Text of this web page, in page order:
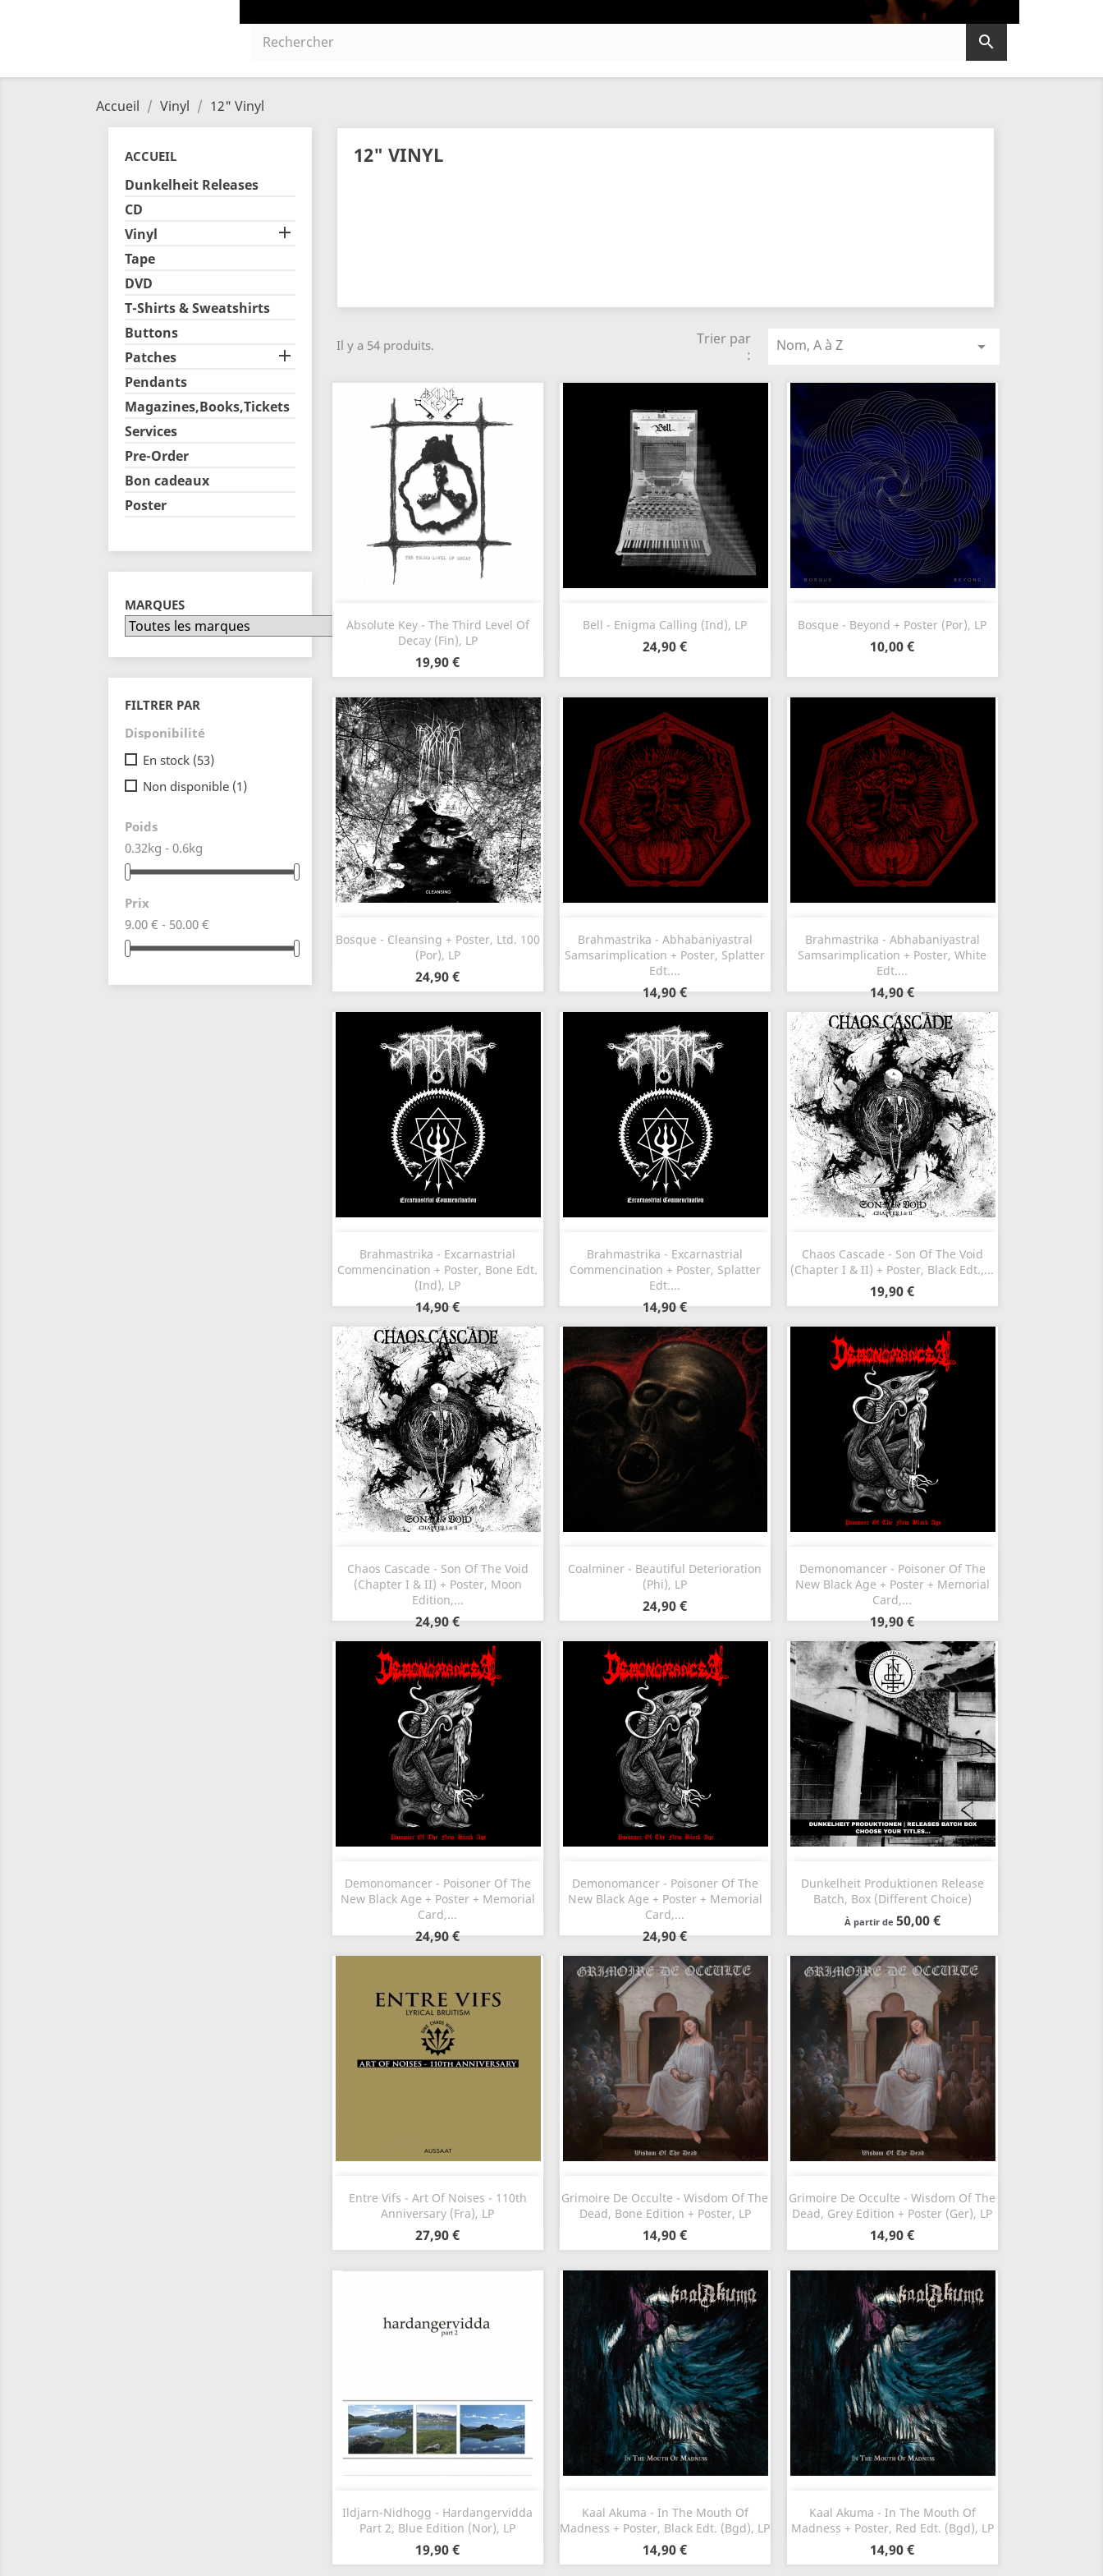

Accueil Vinyl 12" Vinyl
ACCUEIL
Dunkelheit Releases
CD
Vinyl

Tape
DVD
T-Shirts & Sweatshirts
Buttons
Patches

Pendants
Magazines,Books,Tickets
Services
Pre-Order
Bon cadeaux
Poster
MARQUES
FILTRER PAR
Disponibilité
En stock (53)
Non disponible (1)
Poids
0.32kg - 0.6kg
Prix
9.00 € - 50.00 €
12" VINYL
Il y a 54 produits.
Trier par
:
Nom, A à Z 
Absolute Key - The Third Level Of
Decay (Fin), LP
19,90 €
Aperçu rapide Bell - Enigma Calling (Ind), LP
24,90 €
Aperçu rapide Bosque - Beyond + Poster (Por), LP
10,00 €
 Aperçu rapide
Bosque - Cleansing + Poster, Ltd. 100
(Por), LP
24,90 €
 Aperçu rapide
Brahmastrika - Abhabaniyastral
Samsarimplication + Poster, Splatter
Edt....
14,90 €
Aperçu rapide
Brahmastrika - Abhabaniyastral
Samsarimplication + Poster, White
Edt....
14,90 €
Aperçu rapide
Brahmastrika - Excarnastrial
Commencination + Poster, Bone Edt.
(Ind), LP
14,90 €
 Aperçu rapide
Brahmastrika - Excarnastrial
Commencination + Poster, Splatter
Edt....
14,90 €
 Aperçu rapide
Chaos Cascade - Son Of The Void
(Chapter I & II) + Poster, Black Edt.,...
19,90 €
 Aperçu rapide
Chaos Cascade - Son Of The Void
(Chapter I & II) + Poster, Moon
Edition,...
24,90 €
 Aperçu rapide
Coalminer - Beautiful Deterioration
(Phi), LP
24,90 €
 Aperçu rapide
Demonomancer - Poisoner Of The
New Black Age + Poster + Memorial
Card,...
19,90 €
 Aperçu rapide
Demonomancer - Poisoner Of The
New Black Age + Poster + Memorial
Card,...
24,90 €
 Aperçu rapide
Demonomancer - Poisoner Of The
New Black Age + Poster + Memorial
Card,...
24,90 €
 Aperçu rapide
Dunkelheit Produktionen Release
Batch, Box (Different Choice)
À partir de 50,00 €
Aperçu rapide
Entre Vifs - Art Of Noises - 110th
Anniversary (Fra), LP
27,90 €
 Aperçu rapide
Grimoire De Occulte - Wisdom Of The
Dead, Bone Edition + Poster, LP
14,90 €
 Aperçu rapide
Grimoire De Occulte - Wisdom Of The
Dead, Grey Edition + Poster (Ger), LP
14,90 €
 Aperçu rapide
Ildjarn-Nidhogg - Hardangervidda
Part 2, Blue Edition (Nor), LP
19,90 €
Aperçu rapide
Kaal Akuma - In The Mouth Of
Madness + Poster, Black Edt. (Bgd), LP
14,90 €
 Aperçu rapide
Kaal Akuma - In The Mouth Of
Madness + Poster, Red Edt. (Bgd), LP
14,90 €
 Aperçu rapide